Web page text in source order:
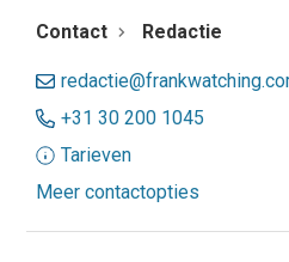
Contact Redactie
+31 30 200 1045
Tarieven
Meer contactopties